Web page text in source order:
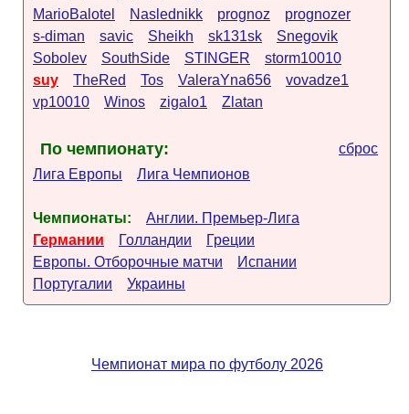
MarioBalotel
Naslednikk prognoz
prognozer
s-diman
savic Sheikh sk131sk
Snegovik
Sobolev
SouthSide STINGER
storm10010
suy
TheRed Tos ValeraYna656
vovadze1
vp10010
Winos zigalo1 Zlatan
По чемпионату:
сброс
Лига Европы
Лига Чемпионов
Чемпионаты:
Англии. Премьер-Лига
Германии
Голландии
Греции
Европы. Отборочные матчи
Испании
Португалии
Украины
Чемпионат мира по футболу 2026